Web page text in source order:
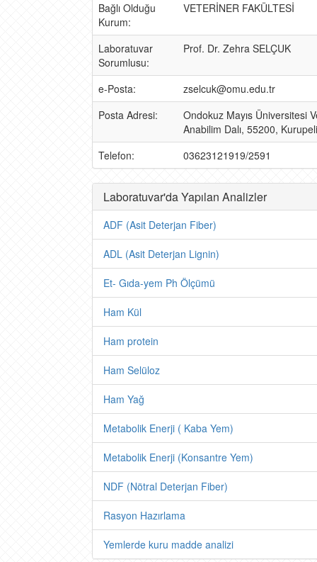
Bağlı Olduğu
Kurum:
VETERİNER FAKÜLTESİ
Laboratuvar
Sorumlusu:
Prof. Dr. Zehra SELÇUK
e-Posta:
zselcuk@omu.edu.tr
Posta Adresi:
Ondokuz Mayıs Üniversitesi
Anabilim Dalı, 55200,
Telefon:
03623121919/2591
Laboratuvar'da Yapılan Analizler
ADF (Asit Deterjan Fiber)
ADL (Asit Deterjan Lignin)
Et- Gıda-yem Ph Ölçümü
Ham Kül
Ham protein
Ham Selüloz
Ham Yağ
Metabolik Enerji ( Kaba Yem)
Metabolik Enerji (Konsantre Yem)
NDF (Nötral Deterjan Fiber)
Rasyon Hazırlama
Yemlerde kuru madde analizi